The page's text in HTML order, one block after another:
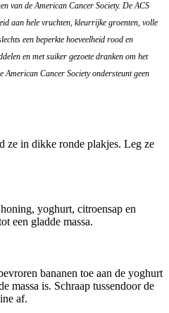
van de American Cancer Society. De ACS
aan hele vruchten, kleurrijke groenten, volle
een beperkte hoeveelheid rood en
en met suiker gezoete dranken om het
Cancer Society ondersteunt geen
ze in dikke ronde plakjes. Leg ze
yoghurt, citroensap en
een gladde massa.
bananen toe aan de yoghurt
massa is. Schraap tussendoor de
af.